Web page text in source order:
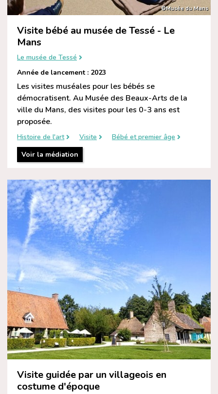
©Musée du Mans
Visite bébé au musée de Tessé - Le
Mans
Le musée de Tessé
Année de lancement : 2023
Les visites muséales pour les bébés se
démocratisent. Au Musée des Beaux-Arts de la
ville du Mans, des visites pour les 0-3 ans est
proposée.
Histoire de l'art Visite
Bébé et premier âge
Voir la médiation
Visite guidée par un villageois en
costume d'époque